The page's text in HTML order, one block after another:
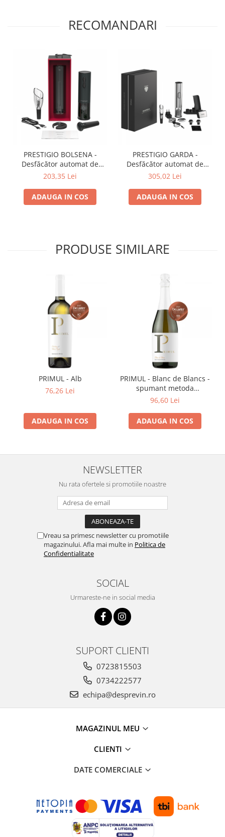
RECOMANDARI
PRESTIGIO BOLSENA -
Desfăcător automat de
sticle cu vin
203,35 Lei
ADAUGA IN COS
PRESTIGIO GARDA -
Desfăcător automat de
sticle cu vin
305,02 Lei
ADAUGA IN COS
PRODUSE SIMILARE
PRIMUL - Alb
76,26 Lei
ADAUGA IN COS
PRIMUL - Blanc de Blancs -
spumant metoda
tradițională
96,60 Lei
ADAUGA IN COS
NEWSLETTER
Nu rata ofertele si promotiile noastre
Vreau sa primesc newsletter cu promotiile
magazinului. Afla mai multe in Politica de
Confidentialitate
SOCIAL
Urmareste-ne in social media
SUPORT CLIENTI
0723815503
0734222577
echipa@desprevin.ro
MAGAZINUL MEU
CLIENTI
DATE COMERCIALE